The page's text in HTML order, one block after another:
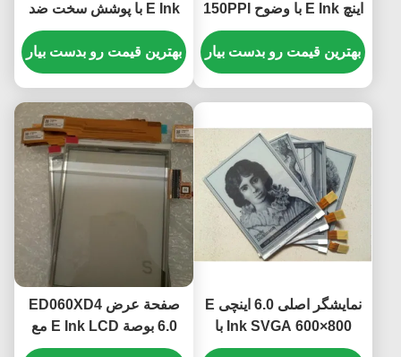
اینچ E Ink با وضوح 150PPI
و فرمت پیکسل 1200×825
بهترین قیمت رو بدست بیار
E Ink با پوشش سخت ضد
شعاع و صفحه EPD نسخه
اصلی
بهترین قیمت رو بدست بیار
نمایشگر اصلی 6.0 اینچی E
Ink SVGA 600×800 با
رابط 34 پین برای ماژول
صفحة عرض ED060XD4
6.0 بوصة E Ink LCD مع
دقة 758 × 1024 وشاشة